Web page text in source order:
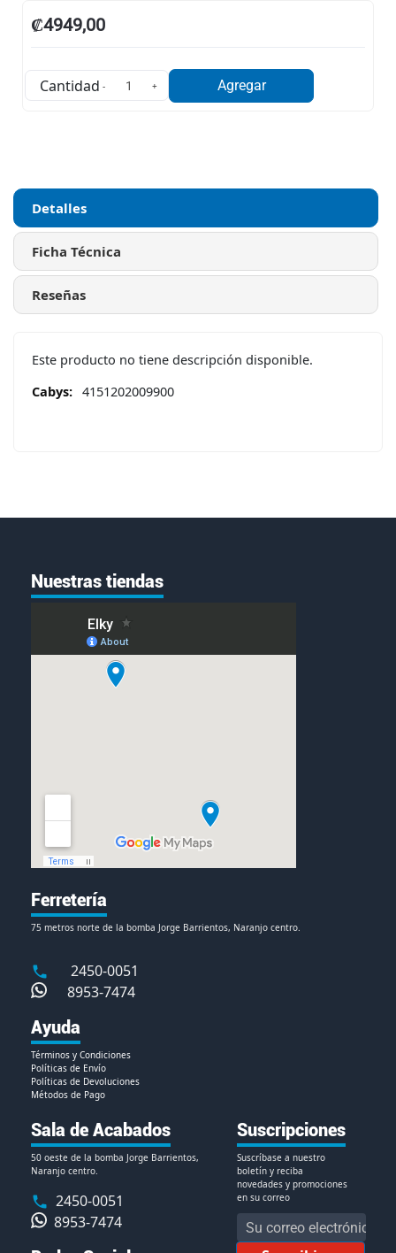
₡4949,00
Cantidad - + Agregar
Detalles
Ficha Técnica
Reseñas
Este producto no tiene descripción disponible.
Más
4151202009900
Nuestras tiendas
Ferretería
75 metros norte de la bomba Jorge Barrientos, Naranjo centro.
2450-0051
8953-7474
Ayuda
Términos y Condiciones
Políticas de Envío
Políticas de Devoluciones
Métodos de Pago
Sala de Acabados
50 oeste de la bomba Jorge Barrientos,
Naranjo centro.
2450-0051
8953-7474
Suscripciones
Suscríbase a nuestro
boletín y reciba
novedades y promociones
en su correo
Inscríbase
a